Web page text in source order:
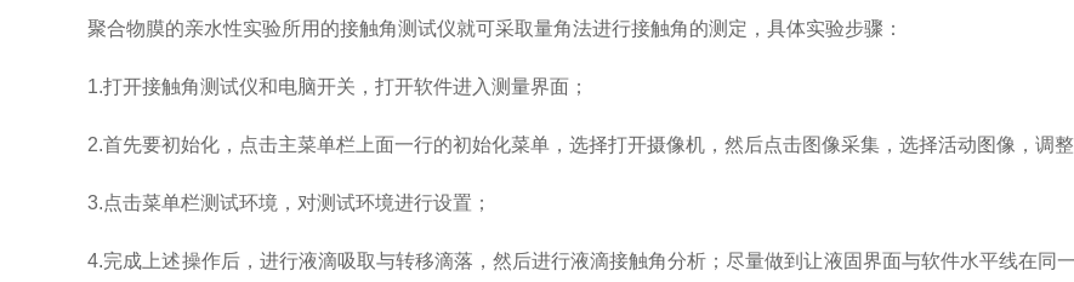
聚合物膜的亲水性实验所用的接触角测试仪就可采取量角法进行接触角的测定，具体实验步骤：
1.打开接触角测试仪和电脑开关，打开软件进入测量界面；
2.首先要初始化，点击主菜单栏上面一行的初始化菜单，选择打开摄像机，然后点击图像采集，选择活动图像，调整
3.点击菜单栏测试环境，对测试环境进行设置；
4.完成上述操作后，进行液滴吸取与转移滴落，然后进行液滴接触角分析；尽量做到让液固界面与软件水平线在同